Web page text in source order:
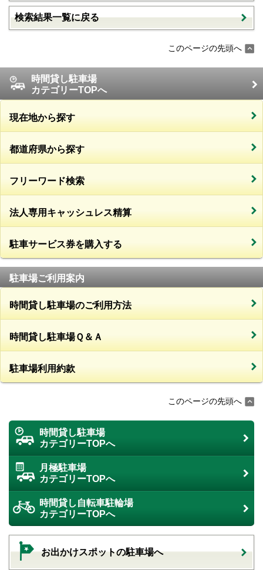
検索結果一覧に戻る
このページの先頭へ
時間貸し駐車場
カテゴリーTOPへ
現在地から探す
都道府県から探す
フリーワード検索
法人専用キャッシュレス精算
駐車サービス券を購入する
駐車場ご利用案内
時間貸し駐車場のご利用方法
時間貸し駐車場Ｑ＆Ａ
駐車場利用約款
このページの先頭へ
時間貸し駐車場
カテゴリーTOPへ
月極駐車場
カテゴリーTOPへ
時間貸し自転車駐輪場
カテゴリーTOPへ
お出かけスポットの駐車場へ